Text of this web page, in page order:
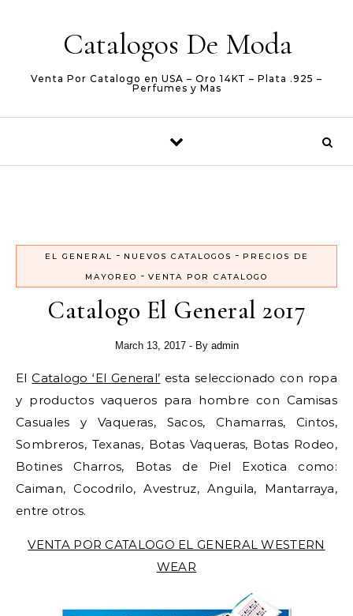
Catalogos De Moda
Venta Por Catalogo en USA – Oro 14KT – Plata .925 –
Perfumes y Mas
EL GENERAL - NUEVOS CATALOGOS - PRECIOS DE
MAYOREO - VENTA POR CATALOGO
Catalogo El General 2017
March 13, 2017 - By admin
ElCatalogo ‘El General’ esta seleccionado con ropa
y productos vaqueros para hombre con Camisas
Casuales y Vaqueras, Sacos, Chamarras, Cintos,
Sombreros, Texanas, Botas Vaqueras, Botas Rodeo,
Botines Charros, Botas de Piel Exotica como:
Caiman, Cocodrilo, Avestruz, Anguila, Mantarraya,
entre otros.
VENTA POR CATALOGO EL GENERAL WESTERN
WEAR